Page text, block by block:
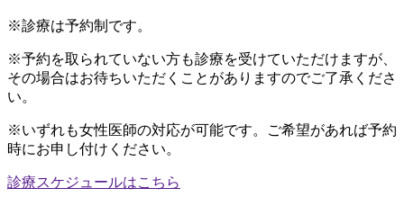
※診療は予約制です。
※予約を取られていない方も診療を受けていただけますが、
その場合はお待ちいただくことがありますのでご了承くださ
い。
※いずれも女性医師の対応が可能です。ご希望があれば予約
時にお申し付けください。
診療スケジュールはこちら